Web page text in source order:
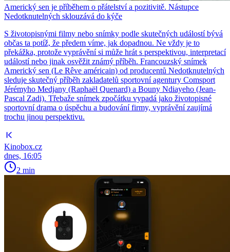
Americký sen je příběhem o přátelství a pozitivitě. Nástupce
Nedotknutelných sklouzává do kýče
S životopisnými filmy nebo snímky podle skutečných událostí bývá
občas ta potíž, že předem víme, jak dopadnou. Ne vždy je to
překážka, protože vyprávění si může hrát s perspektivou, interpretací
událostí nebo jinak osvěžit známý příběh. Francouzský snímek
Americký sen (Le Rêve américain) od producentů Nedotknutelných
sleduje skutečný příběh zakladatelů sportovní agentury Comsport
Jérémyho Medjany (Raphaël Quenard) a Bouny Ndiayeho (Jean-
Pascal Zadi). Třebaže snímek zpočátku vypadá jako životopisné
sportovní drama o úspěchu a budování firmy, vyprávění zaujímá
trochu jinou perspektivu.
Kinobox.cz
dnes, 16:05
2 min